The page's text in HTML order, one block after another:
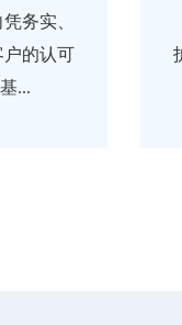
实、
户的认可
...